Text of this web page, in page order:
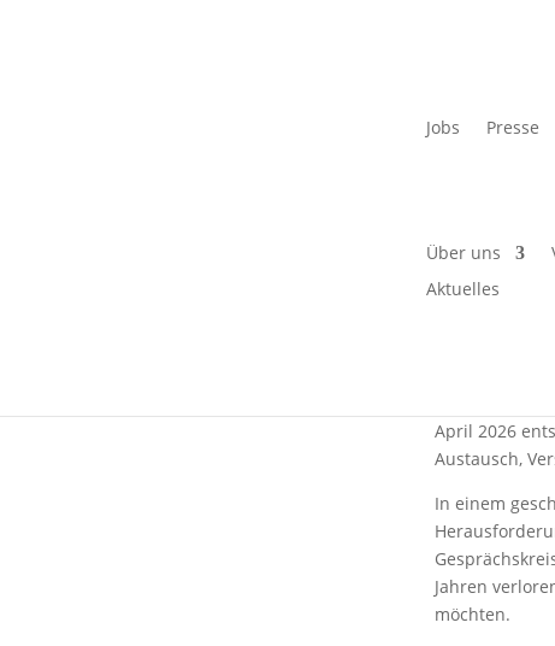
Jobs Presse
Über uns
Aktuelles
April 2026
Austausch,
In einem
Jahren
möchten.